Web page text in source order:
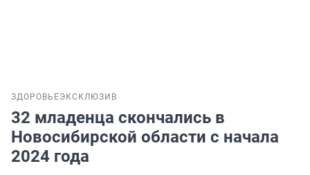
ЗДОРОВЬЕЭКСКЛЮЗИВ
32 младенца скончались в
Новосибирской области с начала
2024 года